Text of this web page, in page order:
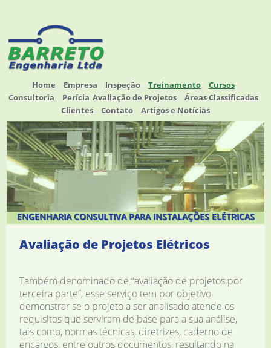
Home Empresa Inspeção Treinamento
Cursos
Consultoria
Perícia Avaliação de Projetos
Áreas Classificadas
Clientes
Contato Artigos e Notícias
ENGENHARIA CONSULTIVA PARA INSTALAÇÕES ELÉTRICAS
Avaliação de Projetos Elétricos
Também denominado de “avaliação de projetos por
terceira parte”, esse serviço tem por objetivo
demonstrar se o projeto a ser analisado atende os
requisitos que serviram de base para a sua análise,
tais como, normas técnicas, diretrizes, caderno de
encargos, entre outros documentos, resultando na